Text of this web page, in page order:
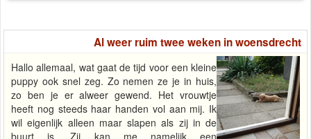
Al weer ruim twee weken in woensdrecht
Hallo allemaal, wat gaat de tijd voor een kleine
puppy ook snel zeg. Zo nemen ze je in huis,
zo ben je er alweer gewend. Het vrouwtje
heeft nog steeds haar handen vol aan mij. Ik
wil eigenlijk alleen maar slapen als zij in de
buurt is. Zij kan me namelijk een